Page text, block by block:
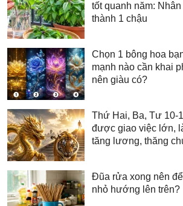
tốt quanh năm:
thành 1 chậu
Chọn 1 bông hoa
mạnh nào cần khai
nên giàu có?
Thứ Hai, Ba, Tư 10-
được giao việc lớn,
tăng lương, thăng
Đũa rửa xong nên
nhỏ hướng lên trên?